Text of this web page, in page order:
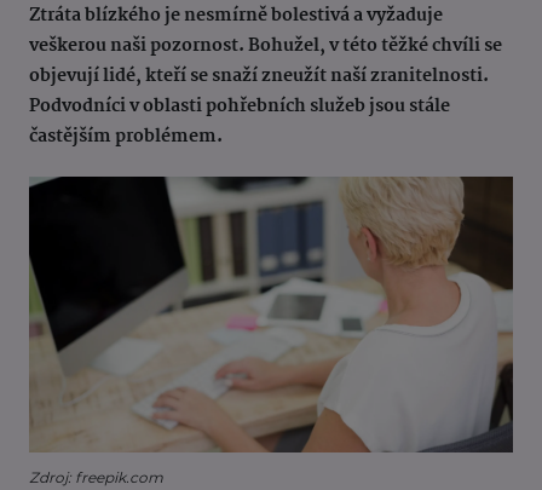
Ztráta blízkého je nesmírně bolestivá a vyžaduje
veškerou naši pozornost. Bohužel, v této těžké chvíli se
objevují lidé, kteří se snaží zneužít naší zranitelnosti.
Podvodníci v oblasti pohřebních služeb jsou stále
častějším problémem.
Zdroj: freepik.com